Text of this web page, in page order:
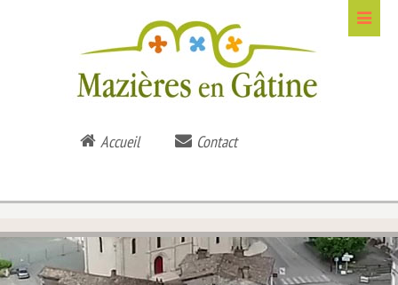
Accueil Contact